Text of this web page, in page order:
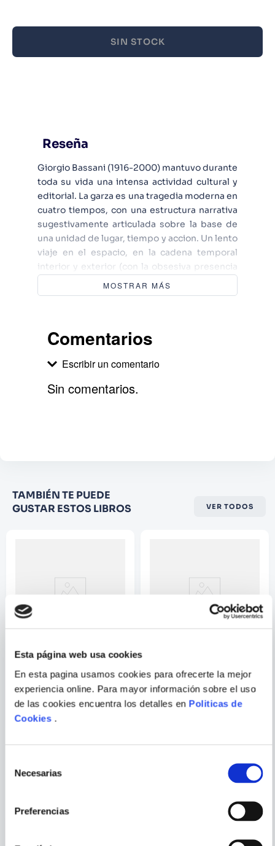
Esta página web usa cookies
En esta pagina usamos cookies para ofrecerte la mejor
experiencia online. Para mayor información sobre el uso
de las cookies encuentra los detalles en Politicas de
Cookies.
Necesarias
Preferencias
SIN STOCK
Reseña
Giorgio Bassani (1916-2000) mantuvo durante
toda su vida una intensa actividad cultural y
editorial. La garza es una tragedia moderna en
cuatro tiempos, con una estructura narrativa
sugestivamente articulada sobre la base de
una unidad de lugar, tiempo y accion. Un lento
viaje en el espacio, en la cadena temporal
interior y exterior (con la obsesiva presencia
del reloj), para constatar una genetica e
historica "extraneidad," la imposibilidad de
MOSTRAR MÁS
Comentarios
Escribir un comentario
Califique el producto de 1 a 5
estrellas
Correo electrónico
Sin comentarios.
TAMBIÉN TE PUEDE
GUSTAR ESTOS LIBROS
VER TODOS
NUESTRO VISITANTE DE
MEDIANOCHE Y OTRAS
HISTORIAS
METROPOLIS
PORQUE TAMBIÉN
VER TODOS